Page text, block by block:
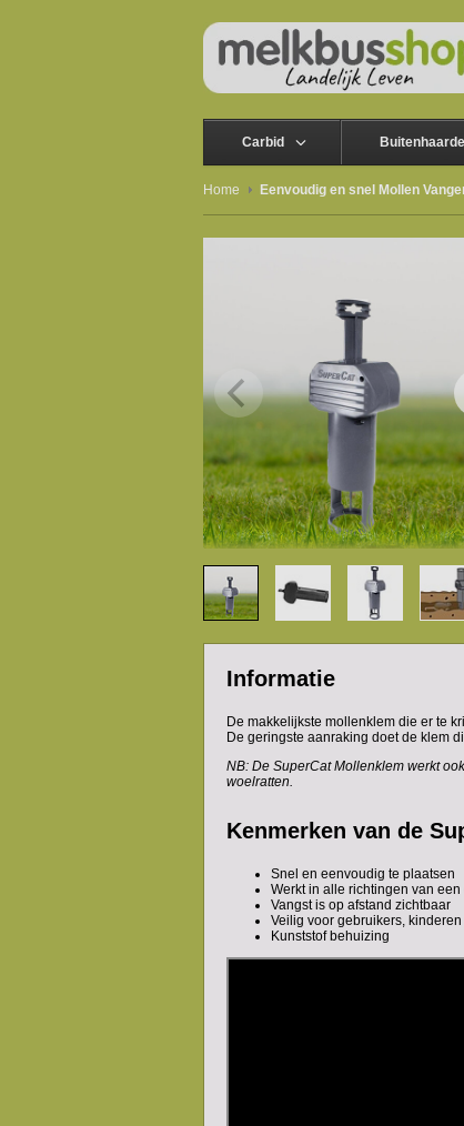
Carbid
Home Eenvoudig en snel Mollen
Informatie
De makkelijkste mollenklem die er te
De geringste aanraking doet de klem
NB: De SuperCat Mollenklem werkt
woelratten.
Kenmerken van de
Snel en eenvoudig te plaatsen
Werkt in alle richtingen van een
Vangst is op afstand zichtbaar
Veilig voor gebruikers,
Kunststof behuizing